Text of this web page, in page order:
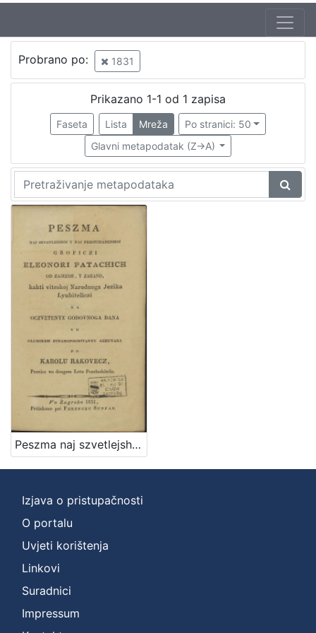
Probrano po: 1831
Prikazano 1-1 od 1 zapisa
Faseta Lista Mreža
Po stranici: 50
Glavni metapodatak (Z->A)
Peszma naj szvetlejshoj y naj prestimanejshoj groficzi Eleonori Patachich od Zajezde, y Zarand, kakti viteskoj narodnoga jezika lyubiteliczi na oczvetenye godovnoga dana vu glubokem ztrahopochitanyu alduvana / po Karolu Rakovecz pravicz vu drugem letu poszlushitelu
Izjava o pristupačnosti
O portalu
Uvjeti korištenja
Linkovi
Suradnici
Impressum